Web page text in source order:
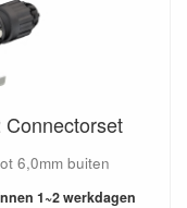
6,0mm buiten
1~2 werkdagen